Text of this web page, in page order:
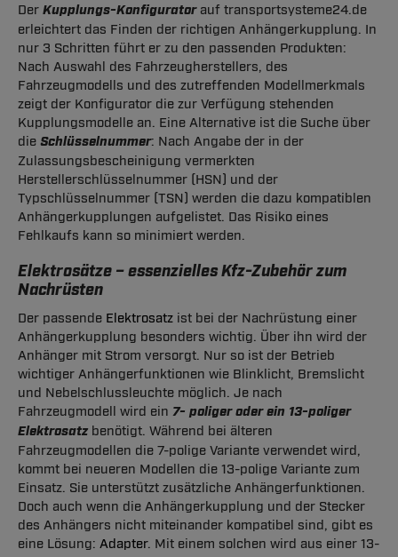
Der Kupplungs-Konfiguratorauf transportsysteme24.de
erleichtert das Finden der richtigen Anhängerkupplung. In
nur 3 Schritten führt er zu den passenden Produkten:
Nach Auswahl des Fahrzeugherstellers, des
Fahrzeugmodells und des zutreffenden Modellmerkmals
zeigt der Konfigurator die zur Verfügung stehenden
Kupplungsmodelle an. Eine Alternative ist die Suche über
die Schlüsselnummer: Nach Angabe der in der
Zulassungsbescheinigung vermerkten
Herstellerschlüsselnummer (HSN) und der
Typschlüsselnummer (TSN) werden die dazu kompatiblen
Anhängerkupplungen aufgelistet. Das Risiko eines
Fehlkaufs kann so minimiert werden.
Elektrosätze – essenzielles Kfz-Zubehör zum
Nachrüsten
Der passende Elektrosatz ist bei der Nachrüstung einer
Anhängerkupplung besonders wichtig. Über ihn wird der
Anhänger mit Strom versorgt. Nur so ist der Betrieb
wichtiger Anhängerfunktionen wie Blinklicht, Bremslicht
und Nebelschlussleuchte möglich. Je nach
Fahrzeugmodell wird ein 7- poliger oder ein 13-poliger
Elektrosatz benötigt. Während bei älteren
Fahrzeugmodellen die 7-polige Variante verwendet wird,
kommt bei neueren Modellen die 13-polige Variante zum
Einsatz. Sie unterstützt zusätzliche Anhängerfunktionen.
Doch auch wenn die Anhängerkupplung und der Stecker
des Anhängers nicht miteinander kompatibel sind, gibt es
eine Lösung: Adapter. Mit einem solchen wird aus einer 13-